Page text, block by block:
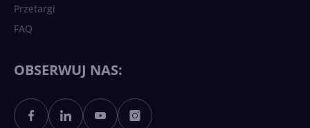
Przetargi
FAQ
OBSERWUJ NAS: